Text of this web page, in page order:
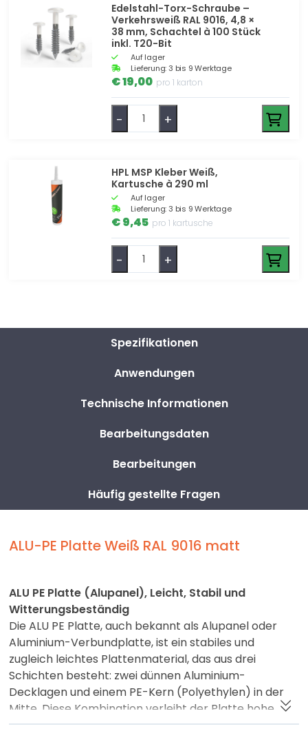
Edelstahl-Torx-Schraube –
Verkehrsweiß RAL 9016, 4,8 ×
38 mm, Schachtel à 100 Stück
inkl. T20-Bit
Auf lager
Lieferung: 3 bis 9 Werktage
€ 19,00 pro 1 karton
- +
HPL MSP Kleber Weiß,
Kartusche à 290 ml
Auf lager
Lieferung: 3 bis 9 Werktage
€ 9,45 pro 1 kartusche
- +
Spezifikationen
Anwendungen
Technische Informationen
Bearbeitungsdaten
Bearbeitungen
Häufig gestellte Fragen
ALU-PE Platte Weiß RAL 9016 matt
ALU PE Platte (Alupanel), Leicht, Stabil und
Witterungsbeständig
Die ALU PE Platte, auch bekannt als Alupanel oder
Aluminium-Verbundplatte, ist ein stabiles und
zugleich leichtes Plattenmaterial, das aus drei
Schichten besteht: zwei dünnen Aluminium-
Decklagen und einem PE-Kern (Polyethylen) in der
Mitte. Diese Kombination verleiht der Platte hohe
Steifigkeit, minimale Verformung und eine dauerhaft